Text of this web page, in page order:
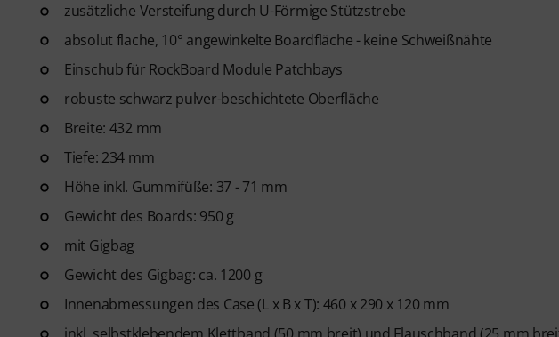
zusätzliche Versteifung durch U-Förmige Stützstrebe
absolut flache, 10° angewinkelte Boardfläche - keine Schweißnähte
Einschub für RockBoard Module Patchbays
robuste schwarz pulver-beschichtete Oberfläche
Breite: 432 mm
Tiefe: 234 mm
Höhe inkl. Gummifüße: 37 - 71 mm
Gewicht des Boards: 950 g
mit Gigbag
Gewicht des Gigbag: ca. 1200 g
Innenabmessungen des Case (L x B x T): 460 x 290 x 120 mm